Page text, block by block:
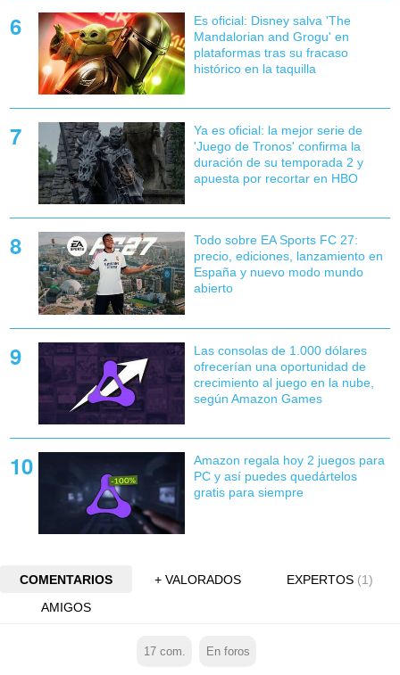
Es oficial: Disney salva 'The
Mandalorian and Grogu' en
plataformas tras su fracaso
histórico en la taquilla
Ya es oficial: la mejor serie de
'Juego de Tronos' confirma la
duración de su temporada 2 y
apuesta por recortar en HBO
Todo sobre EA Sports FC 27:
precio, ediciones, lanzamiento en
España y nuevo modo mundo
abierto
Las consolas de 1.000 dólares
ofrecerían una oportunidad de
crecimiento al juego en la nube,
según Amazon Games
Amazon regala hoy 2 juegos para
PC y así puedes quedártelos
gratis para siempre
COMENTARIOS + VALORADOS EXPERTOS (1)
AMIGOS
17com. En foros